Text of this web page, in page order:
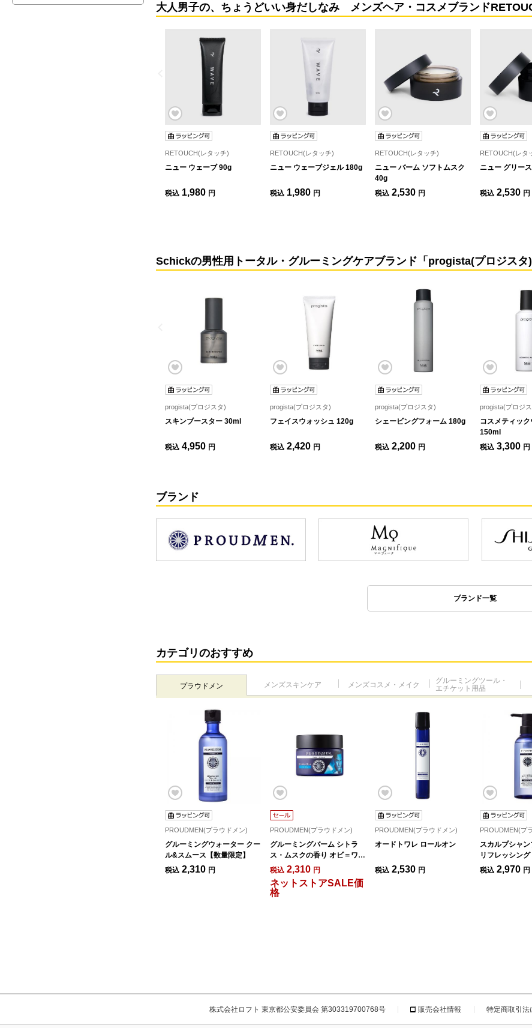
大人男子の、ちょうどいい身だしなみ メンズヘア・コスメブランド
RETOUCH(レタッチ)
ニュー ウェーブ 90g
税込 1,980 円
RETOUCH(レタッチ)
ニュー ウェーブジェル 180g
税込 1,980 円
RETOUCH(レタッチ)
ニュー バーム ソフトムスク
40g
税込 2,530 円
RETOUCH(レタ
ニュー グリー
税込 2,530 円
Schickの男性用トータル・グルーミングケアブランド「progista(プロジスタ)
progista(プロジスタ)
スキンブースター 30ml
税込 4,950 円
progista(プロジスタ)
フェイスウォッシュ 120g
税込 2,420 円
progista(プロジスタ)
シェービングフォーム 180g
税込 2,200 円
progista(プロジ
コスメティッ
150ml
税込 3,300 円
ブランド
ブランド一覧
カテゴリのおすすめ
プラウドメン メンズスキンケア メンズコスメ・メイク
グルーミングツール・
エチケット用品
PROUDMEN(プラウドメン)
グルーミングウォーター クー
ル&スムース【数量限定】
税込 2,310 円
PROUDMEN(プラウドメン)
グルーミングバーム シトラ
ス・ムスクの香り オビ＝ワ
ン・ケノービ 40g【数量限
定】
税込 2,310 円
ネットストアSALE価
格
PROUDMEN(プラウドメン)
オードトワレ ロールオン
税込 2,530 円
PROUDMEN(プ
スカルプシャ
リフレッシング
税込 2,970 円
株式会社ロフト 東京都公安委員会 第303319700768号 販売会社情報 特定商取引法